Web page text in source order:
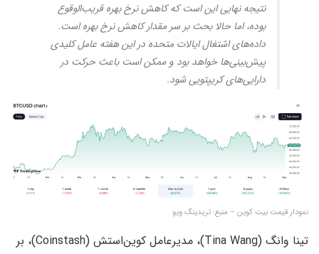
نتیجه نهایی این است که کاهش نرخ بهره قریب‌الوقوع
بوده، اما حالا بحث بر سر مقدار کاهش نرخ بهره است.
داده‌های اشتغال ایالات متحده در این هفته عامل کلیدی
پیش‌بینی‌ها خواهد بود و ممکن است باعث حرکت در
دارایی‌های کریپتویی شود.
نمودار قیمت بیت کوین – منبع: تریدینگ ویو
تینا وانگ (Tina Wang)، مدیرعامل کوین‌استش (Coinstash)، بر